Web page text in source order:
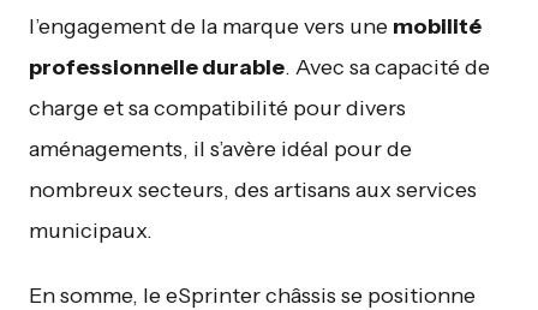
l’engagement de la marque vers une mobilité
professionnelle durable. Avec sa capacité de
charge et sa compatibilité pour divers
aménagements, il s’avère idéal pour de
nombreux secteurs, des artisans aux services
municipaux.
En somme, le eSprinter châssis se positionne